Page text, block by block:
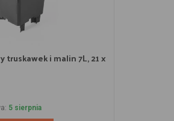
truskawek i malin 7L, 21 x
5 sierpnia